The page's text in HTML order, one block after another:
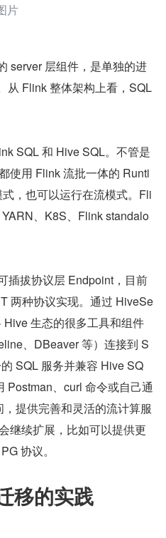
片
server 层组件，是单独的进
从 Flink 整体架构上看，SQL
SQL 和 Hive SQL。不管是
使用 Flink 流批一体的 Runti
，也可以运行在流模式。Fli
、K8S、Flink standalo
插拔协议层 Endpoint，目前
两种协议实现。通过 HiveSe
生态的很多工具和组件
、DBeaver 等）连接到 S
SQL 服务并兼容 Hive SQ
Postman、curl 命令或自己通
提供完善和灵活的流计算服
继续扩展，比如可以提供更
协议。
移的实践